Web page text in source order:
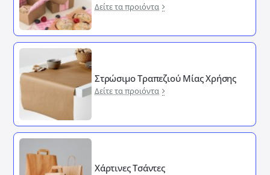
Δείτε τα προιόντα
Στρώσιμο Τραπεζιού Μίας Χρήσης
Δείτε τα προιόντα
Χάρτινες Τσάντες